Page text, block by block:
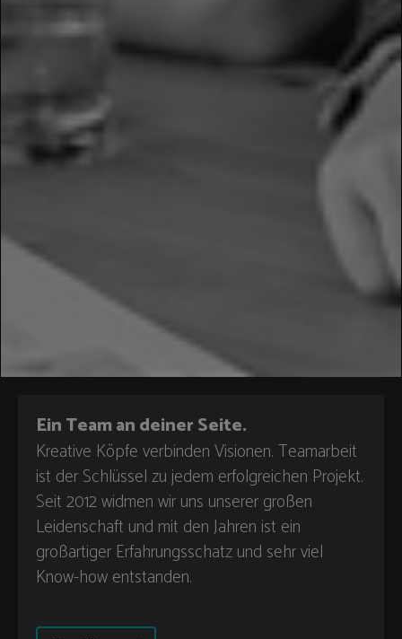
Ein Team an deiner Seite.
Kreative Köpfe verbinden Visionen. Teamarbeit
ist der Schlüssel zu jedem erfolgreichen Projekt.
Seit 2012 widmen wir uns unserer großen
Leidenschaft und mit den Jahren ist ein
großartiger Erfahrungsschatz und sehr viel
Know-how entstanden.